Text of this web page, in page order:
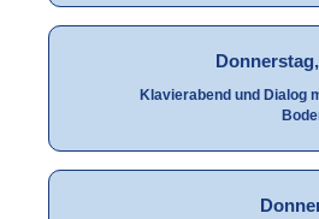
Klavierabend und Dialog